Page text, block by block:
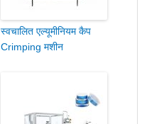
स्वचालित एल्यूमीनियम कैप
Crimping मशीन